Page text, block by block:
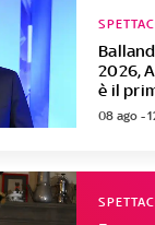
2026,
è il
08 ago -